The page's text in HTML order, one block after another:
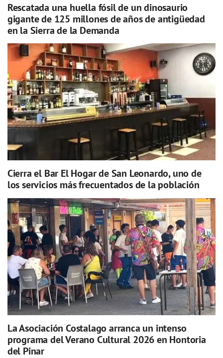
Rescatada una huella fósil de un dinosaurio
gigante de 125 millones de años de antigüedad
en la Sierra de la Demanda
Cierra el Bar El Hogar de San Leonardo, uno de
los servicios más frecuentados de la población
La Asociación Costalago arranca un intenso
programa del Verano Cultural 2026 en Hontoria
del Pinar